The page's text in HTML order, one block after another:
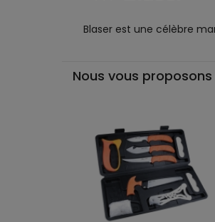
Blaser est une célèbre
Nous vous